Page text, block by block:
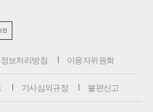
전
보처리방침 이용자위원회
기사심의규정 불편신고